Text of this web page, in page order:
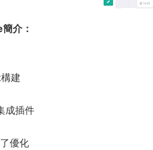
介：
建
成插件
優化